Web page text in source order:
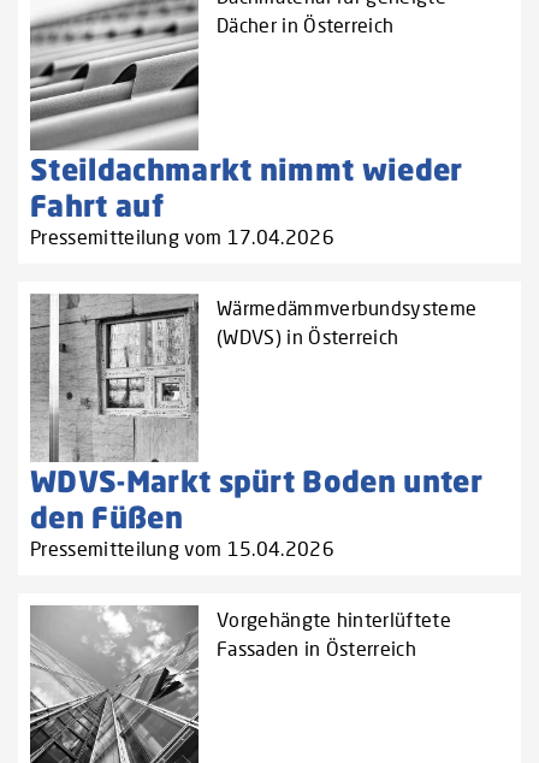
Dächer in Österreich
Steildachmarkt nimmt wieder
Fahrt auf
Pressemitteilung vom 17.04.2026
Wärmedämmverbundsysteme
(WDVS) in Österreich
WDVS-Markt spürt Boden unter
den Füßen
Pressemitteilung vom 15.04.2026
Vorgehängte hinterlüftete
Fassaden in Österreich